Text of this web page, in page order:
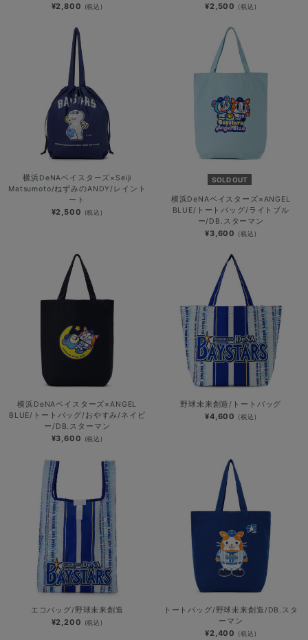
¥2,800 (税込) ¥2,500 (税込)
横浜DeNAベイスターズ×Seiji
Matsumoto/ねずみのANDY/レイント
ート
¥2,500 (税込)
SOLD OUT
横浜DeNAベイスターズ×ANGEL
BLUE/トートバッグ/ライトブル
ー/DB.スターマン
¥3,600 (税込)
横浜DeNAベイスターズ×ANGEL
BLUE/トートバッグ/おやすみ/ネイビ
ー/DB.スターマン
¥3,600 (税込)
野球未来創造/トートバッグ
¥4,600 (税込)
エコバッグ/野球未来創造
¥2,200 (税込)
トートバッグ/野球未来創造/DB.スタ
ーマン
¥2,400 (税込)